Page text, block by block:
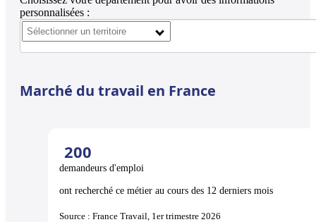
personnalisées :
Marché du travail en France
200
demandeurs d'emploi
ont recherché ce métier au cours des 12 derniers mois
Source : France Travail, 1er trimestre 2026